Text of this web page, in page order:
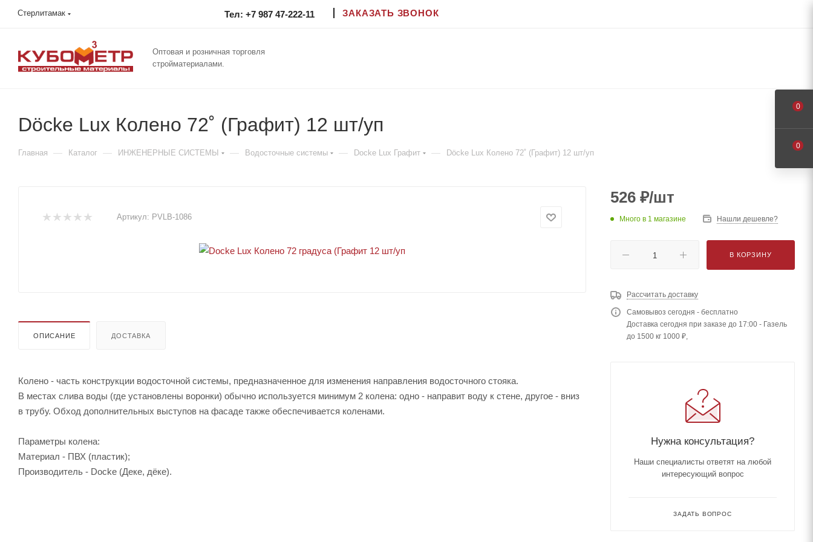
Стерлитамак Тел: +7 987 47-222-11 ЗАКАЗАТЬ ЗВОНОК
Оптовая и розничная торговля
стройматериалами.
Döcke Lux Колено 72˚ (Графит) 12 шт/уп
Главная — Каталог — ИНЖЕНЕРНЫЕ СИСТЕМЫ — Водосточные системы — Docke Lux Графит — Döcke Lux Колено 72˚ (Графит) 12 шт/уп
Артикул: PVLB-1086
ОПИСАНИЕ ДОСТАВКА
Колено - часть конструкции водосточной системы, предназначенное для изменения направления водосточного стояка.
В местах слива воды (где установлены воронки) обычно используется минимум 2 колена: одно - направит воду к стене, другое - вниз
в трубу. Обход дополнительных выступов на фасаде также обеспечивается коленами.
Параметры колена:
Материал - ПВХ (пластик);
Производитель - Docke (Деке, дёке).
526 ₽/шт
Много в 1 магазине Нашли дешевле?
В КОРЗИНУ
Рассчитать доставку
Самовывоз сегодня - бесплатно
Доставка сегодня при заказе до 17:00 - Газель
до 1500 кг 1000 ₽,
Нужна консультация?
Наши специалисты ответят на любой
интересующий вопрос
ЗАДАТЬ ВОПРОС
0
0